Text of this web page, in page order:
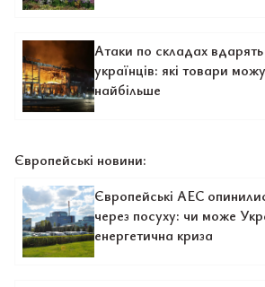
Атаки по складах
українців: які товари
найбільше
Європейські новини:
Європейські АЕС
через посуху: чи може
енергетична криза